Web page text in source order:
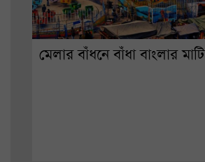
মেলার বাঁধনে বাঁধা বাংলার মাটি